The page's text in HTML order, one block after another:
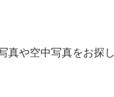
真や空中写真をお探し